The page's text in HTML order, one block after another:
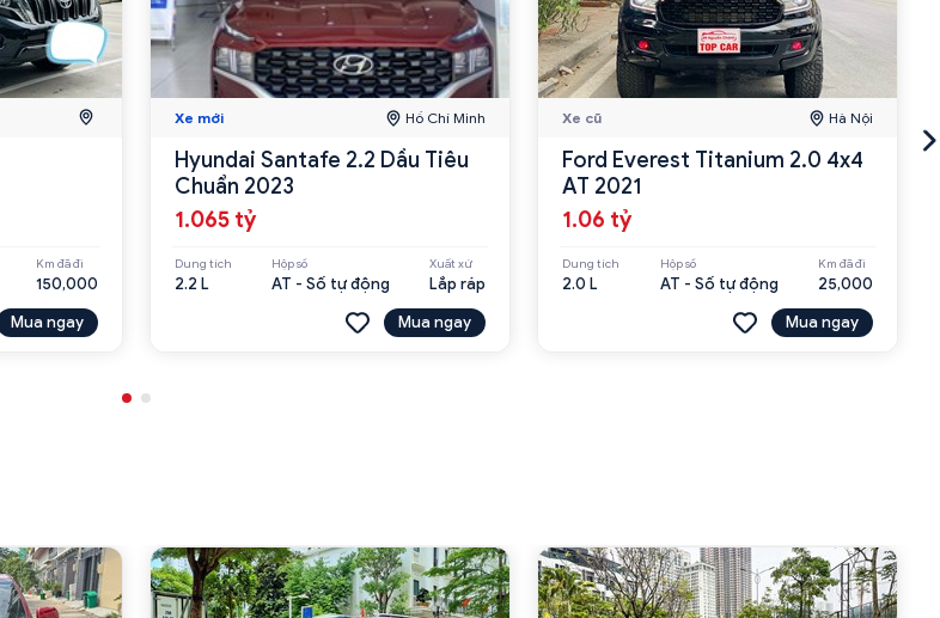
Km đã đi
150,000
Mua ngay
Xe mới Hồ Chí Minh
Hyundai Santafe 2.2 Dầu Tiêu
Chuẩn 2023
1.065 tỷ
Dung tích
2.2 L
Hộp số
AT - Số tự động
Xuất xứ
Lắp ráp
Mua ngay
Xe cũ Hà Nội
Ford Everest Titanium 2.0 4x4
AT 2021
1.06 tỷ
Dung tích
2.0 L
Hộp số
AT - Số tự động
Km đã đi
25,000
Mua ngay